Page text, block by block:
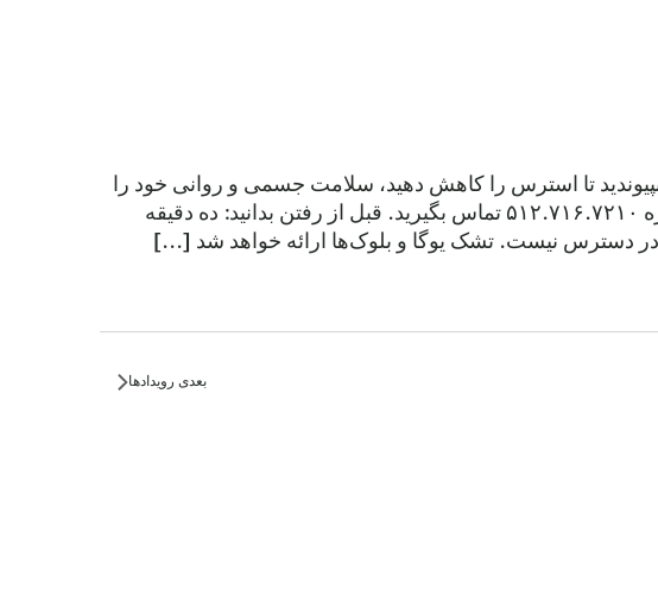
تا استرس را کاهش دهید، سلامت جسمی و روانی خود را
تقویت کنید، تعادل و انعطاف‌پذیری را بهبود بخشید. برای اطلاعات بیشتر، با شماره ۵۱۲.۷۱۶.۷۲۱۰ تماس بگیرید. قبل از رفتن بدانید: ده دقیقه
دسترس نیست. تشک یوگا و بلوک‌ها ارائه خواهد شد [...]
بعدی رویدادها